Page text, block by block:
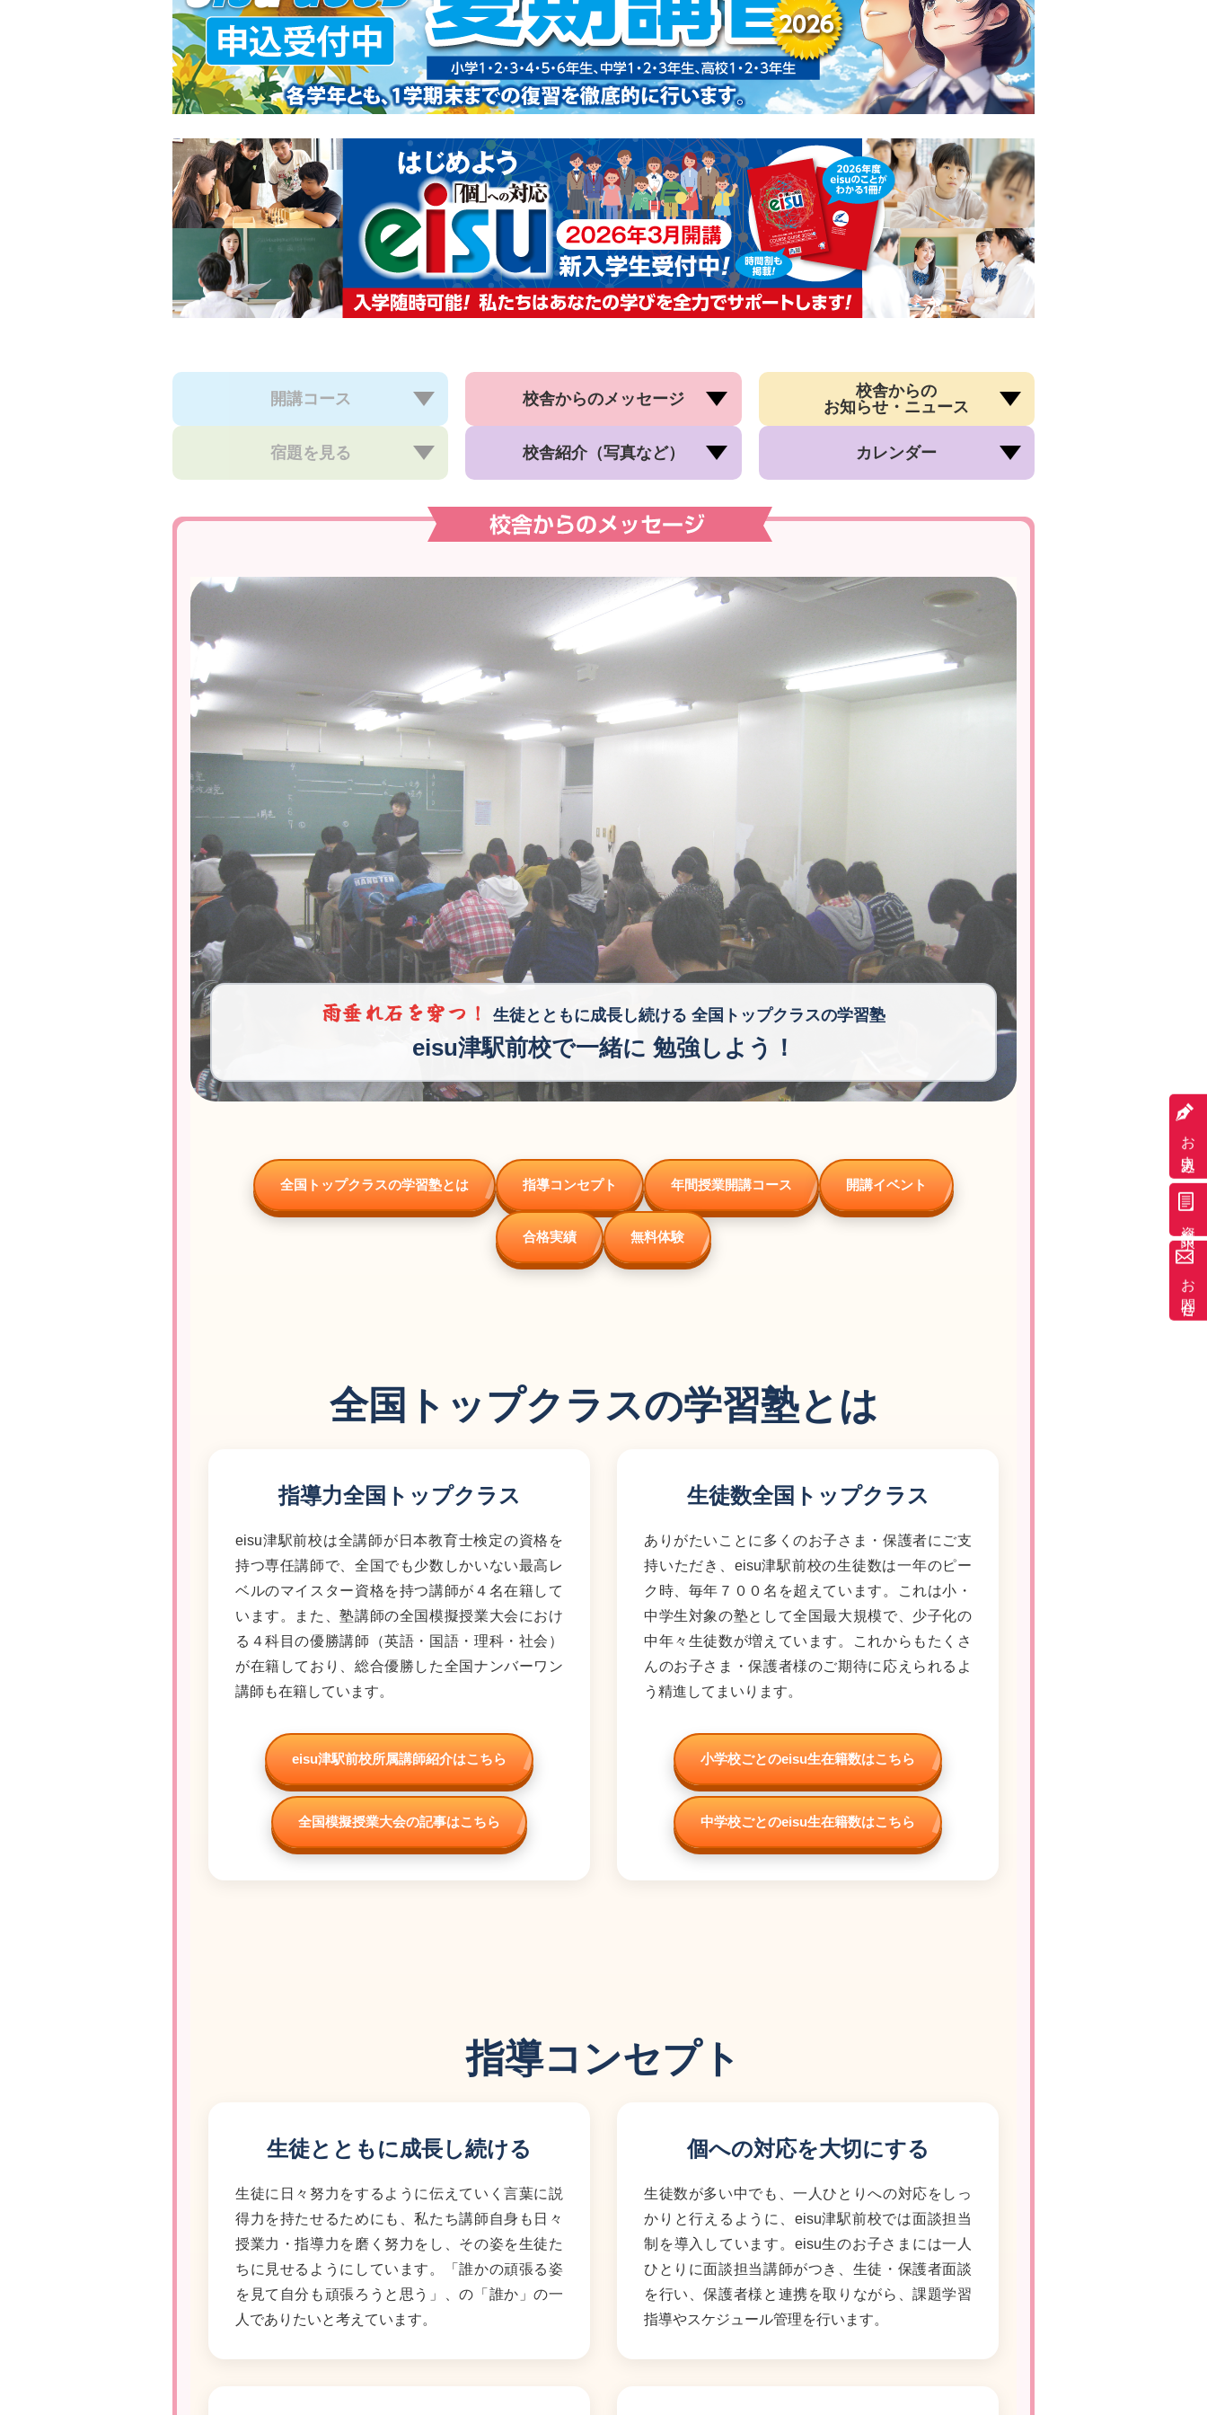
開講コース 校舎からのメッセージ
校舎からの
お知らせ・ニュース
宿題を見る 校舎紹介（写真など） カレンダー
雨垂れ石を穿つ！ 生徒とともに成長し続ける 全国トップクラスの学習塾
eisu津駅前校で一緒に 勉強しよう！
全国トップクラスの学習塾とは 指導コンセプト 年間授業開講コース 開講イベント
合格実績 無料体験
全国トップクラスの学習塾とは
指導力全国トップクラス
eisu津駅前校は全講師が日本教育士検定の資格を
持つ専任講師で、全国でも少数しかいない最高レ
ベルのマイスター資格を持つ講師が４名在籍して
います。また、塾講師の全国模擬授業大会におけ
る４科目の優勝講師（英語・国語・理科・社会）
が在籍しており、総合優勝した全国ナンバーワン
講師も在籍しています。
eisu津駅前校所属講師紹介はこちら
全国模擬授業大会の記事はこちら
生徒数全国トップクラス
ありがたいことに多くのお子さま・保護者にご支
持いただき、eisu津駅前校の生徒数は一年のピー
ク時、毎年７００名を超えています。これは小・
中学生対象の塾として全国最大規模で、少子化の
中年々生徒数が増えています。これからもたくさ
んのお子さま・保護者様のご期待に応えられるよ
う精進してまいります。
小学校ごとのeisu生在籍数はこちら
中学校ごとのeisu生在籍数はこちら
指導コンセプト
生徒とともに成長し続ける
生徒に日々努力をするように伝えていく言葉に説
得力を持たせるためにも、私たち講師自身も日々
授業力・指導力を磨く努力をし、その姿を生徒た
ちに見せるようにしています。「誰かの頑張る姿
を見て自分も頑張ろうと思う」、の「誰か」の一
人でありたいと考えています。
個への対応を大切にする
生徒数が多い中でも、一人ひとりへの対応をしっ
かりと行えるように、eisu津駅前校では面談担当
制を導入しています。eisu生のお子さまには一人
ひとりに面談担当講師がつき、生徒・保護者面談
を行い、保護者様と連携を取りながら、課題学習
指導やスケジュール管理を行います。
お申込み
お問合せ